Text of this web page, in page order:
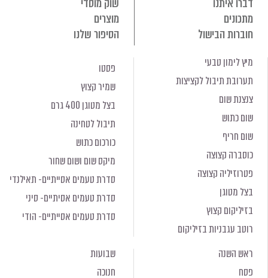
דברו איתנו
שוק מוסדי
מתכונים
מוצרים
חוברות הבישול
הסיפור שלנו
מיץ לימון טבעי
תערובת תיבול לקציצות
צנצנת שום
שום כתוש
שום חריף
כוסברה קצוצה
פטרוזיליה קצוצה
בצל מטוגן
בזיליקום קצוץ
רוטב עגבניות בזיליקום
פסטו
שמיר קצוץ
בצל מטוגן 400 גרם
תיבול לטחינה
כורכום כתוש
מיקס שום ושום שחור
סדרת טעמים אסייתיים- תאילנדי
סדרת טעמים אסיתיים- סיני
סדרת טעמים אסייתיים- הודי
ראש השנה
פסח
שבועות
חנוכה